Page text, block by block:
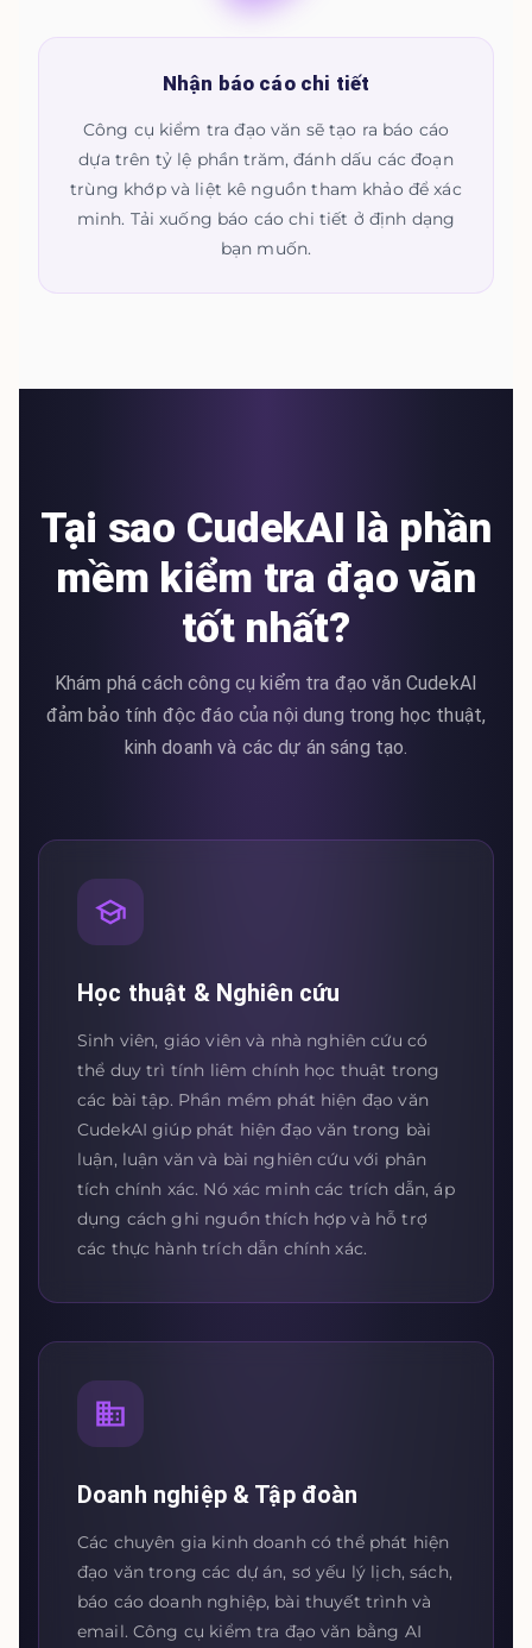
Nhận báo cáo chi tiết
Công cụ kiểm tra đạo văn sẽ tạo ra báo cáo
dựa trên tỷ lệ phần trăm, đánh dấu các đoạn
trùng khớp và liệt kê nguồn tham khảo để xác
minh. Tải xuống báo cáo chi tiết ở định dạng
bạn muốn.
Tại sao CudekAI là phần
mềm kiểm tra đạo văn
tốt nhất?
Khám phá cách công cụ kiểm tra đạo văn CudekAI
đảm bảo tính độc đáo của nội dung trong học thuật,
kinh doanh và các dự án sáng tạo.
Học thuật & Nghiên cứu
Sinh viên, giáo viên và nhà nghiên cứu có
thể duy trì tính liêm chính học thuật trong
các bài tập. Phần mềm phát hiện đạo văn
CudekAI giúp phát hiện đạo văn trong bài
luận, luận văn và bài nghiên cứu với phân
tích chính xác. Nó xác minh các trích dẫn, áp
dụng cách ghi nguồn thích hợp và hỗ trợ
các thực hành trích dẫn chính xác.
Doanh nghiệp & Tập đoàn
Các chuyên gia kinh doanh có thể phát hiện
đạo văn trong các dự án, sơ yếu lý lịch, sách,
báo cáo doanh nghiệp, bài thuyết trình và
email. Công cụ kiểm tra đạo văn bằng AI